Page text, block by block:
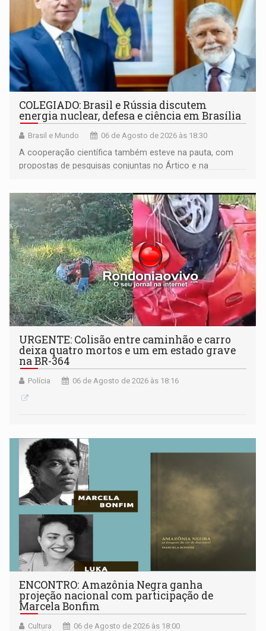
COLEGIADO: Brasil e Rússia discutem
energia nuclear, defesa e ciência em Brasília
Brasil e Mundo 06 de Agosto de 2026 às 18:30
A cooperação científica também esteve na pauta, com
propostas de pesquisas conjuntas no Ártico e na
URGENTE: Colisão entre caminhão e carro
deixa quatro mortos e um em estado grave
na BR-364
Polícia 06 de Agosto de 2026 às 18:16
ENCONTRO: Amazônia Negra ganha
projeção nacional com participação de
Marcela Bonfim
Cultura 06 de Agosto de 2026 às 18:00